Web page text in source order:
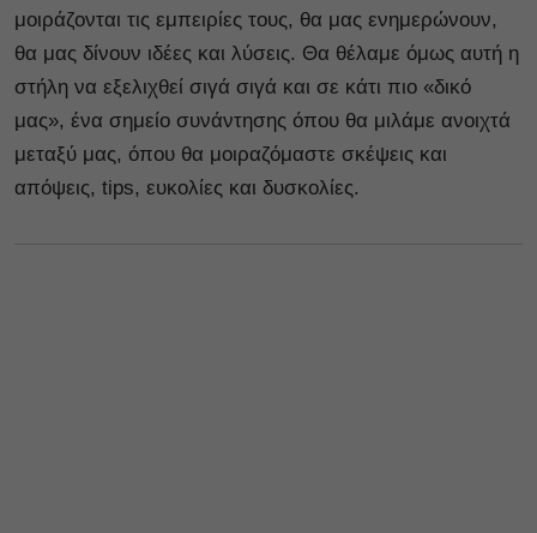
μοιράζονται τις εμπειρίες τους, θα μας ενημερώνουν,
θα μας δίνουν ιδέες και λύσεις. Θα θέλαμε όμως αυτή η
στήλη να εξελιχθεί σιγά σιγά και σε κάτι πιο «δικό
μας», ένα σημείο συνάντησης όπου θα μιλάμε ανοιχτά
μεταξύ μας, όπου θα μοιραζόμαστε σκέψεις και
απόψεις, tips, ευκολίες και δυσκολίες.